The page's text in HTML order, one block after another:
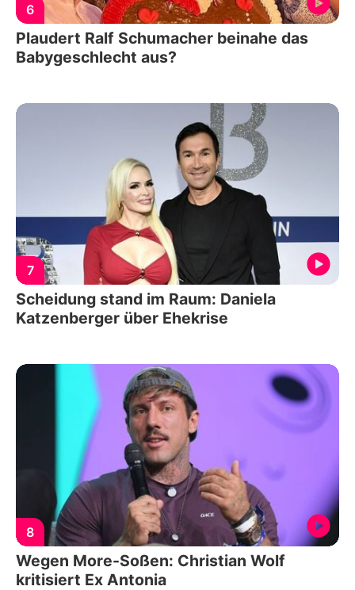
6
Plaudert Ralf Schumacher beinahe das
Babygeschlecht aus?
7
Scheidung stand im Raum: Daniela
Katzenberger über Ehekrise
8
Wegen More-Soßen: Christian Wolf
kritisiert Ex Antonia